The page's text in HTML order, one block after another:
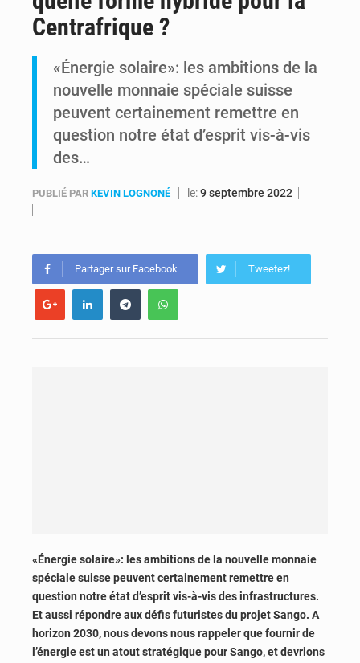
Shadary et Minaku enfin transférés à l’auditorat militaire après 200 jours d’opacité
Centrafrique ?
«Énergie solaire»: les ambitions de la
nouvelle monnaie spéciale suisse
peuvent certainement remettre en
question notre état d’esprit vis-à-vis
des…
PUBLIÉ PAR KEVIN LOGNONÉ le:9 septembre 2022
Partager sur Facebook Tweetez!
«Énergie solaire»: les ambitions de la nouvelle monnaie
spéciale suisse peuvent certainement remettre en
question notre état d’esprit vis-à-vis des infrastructures.
Et aussi répondre aux défis futuristes du projet Sango. A
horizon 2030, nous devons nous rappeler que fournir de
l’énergie est un atout stratégique pour Sango, et devrions